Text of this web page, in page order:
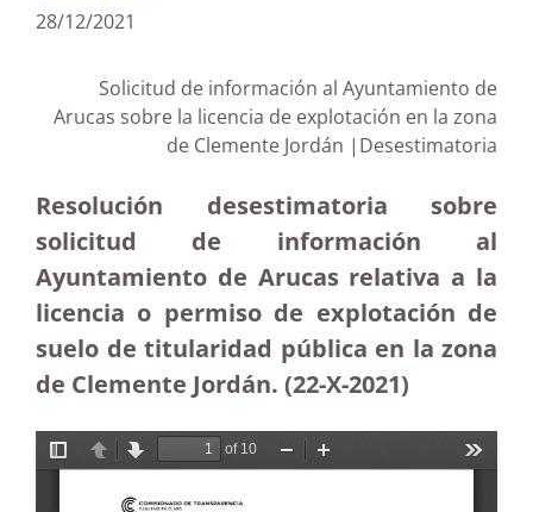
28/12/2021
Solicitud de información al Ayuntamiento de
Arucas sobre la licencia de explotación en la zona
de Clemente Jordán |Desestimatoria
Resolución desestimatoria sobre
solicitud de información al
Ayuntamiento de Arucas relativa a la
licencia o permiso de explotación de
suelo de titularidad pública en la zona
de Clemente Jordán. (22-X-2021)